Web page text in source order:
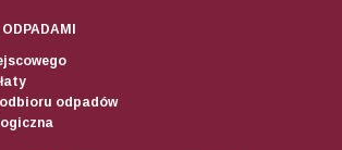
odpadów